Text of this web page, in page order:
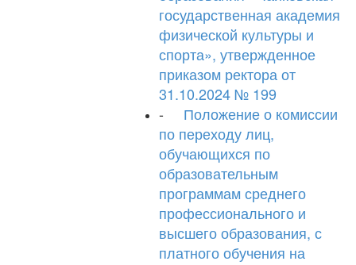
государственная академия
физической культуры и
спорта», утвержденное
приказом ректора от
31.10.2024 № 199
- Положение о комиссии
по переходу лиц,
обучающихся по
образовательным
программам среднего
профессионального и
высшего образования, с
платного обучения на